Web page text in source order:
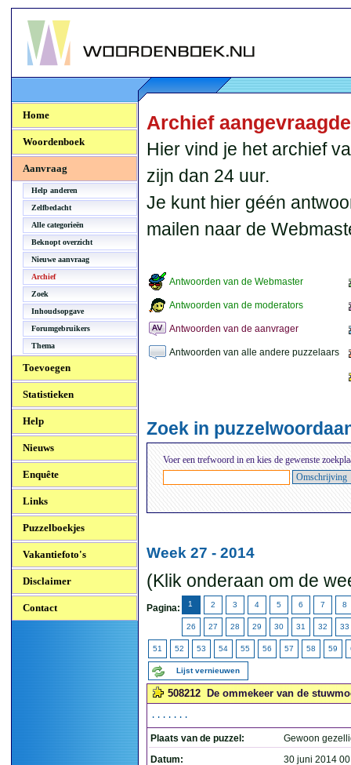
Woordenboek.NU
Home
Woordenboek
Aanvraag
Help anderen
Zelfbedacht
Alle categorieën
Beknopt overzicht
Nieuwe aanvraag
Archief
Zoek
Inhoudsopgave
Forumgebruikers
Thema
Toevoegen
Statistieken
Help
Nieuws
Enquête
Links
Puzzelboekjes
Vakantiefoto's
Disclaimer
Contact
Archief
Hier vind je het archief
zijn dan 24 uur.
Je kunt hier géén
mailen naar de
Antwoorden van de Webmaster
Antwoorden van de moderators
Antwoorden van de aanvrager
Antwoorden van alle andere puzzelaars
Zoek in
Voer een trefwoord in en kies de gewenste
Week 27 - 2014
(Klik onderaan om de
Pagina: 1 2 3 4 5 6 7 8
26 27 28 29 30 31 32 33
51 52 53 54 55 56 57 58 59
Lijst vernieuwen
508212 De ommekeer van de
.......
Plaats van de puzzel:
Gewoon
Datum:
30 juni 2014